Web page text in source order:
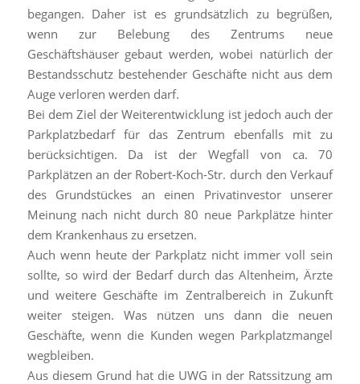
begangen. Daher ist es grundsätzlich zu begrüßen,
wenn zur Belebung des Zentrums neue
Geschäftshäuser gebaut werden, wobei natürlich der
Bestandsschutz bestehender Geschäfte nicht aus dem
Auge verloren werden darf.
Bei dem Ziel der Weiterentwicklung ist jedoch auch der
Parkplatzbedarf für das Zentrum ebenfalls mit zu
berücksichtigen. Da ist der Wegfall von ca. 70
Parkplätzen an der Robert-Koch-Str. durch den Verkauf
des Grundstückes an einen Privatinvestor unserer
Meinung nach nicht durch 80 neue Parkplätze hinter
dem Krankenhaus zu ersetzen.
Auch wenn heute der Parkplatz nicht immer voll sein
sollte, so wird der Bedarf durch das Altenheim, Ärzte
und weitere Geschäfte im Zentralbereich in Zukunft
weiter steigen. Was nützen uns dann die neuen
Geschäfte, wenn die Kunden wegen Parkplatzmangel
wegbleiben.
Aus diesem Grund hat die UWG in der Ratssitzung am